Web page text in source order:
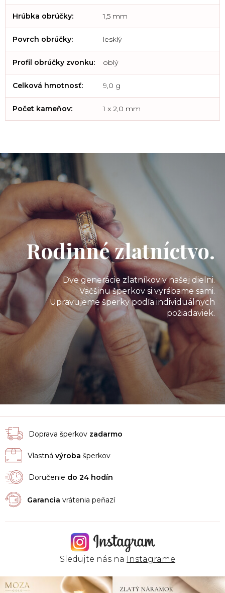
Hrúbka obrúčky: 1,5 mm
Povrch obrúčky: lesklý
Profil obrúčky zvonku: oblý
Celková hmotnosť: 9,0 g
Počet kameňov: 1 x 2,0 mm
Rodinné zlatníctvo.
Dve generácie zlatníkov v našej dielni.
Väčšinu šperkov si vyrábame sami.
Upravujeme šperky podľa individuálnych
požiadaviek.
Doprava šperkov zadarmo
Vlastná výroba šperkov
Doručenie do 24 hodín
Garancia vrátenia peňazí
Sledujte nás na Instagrame